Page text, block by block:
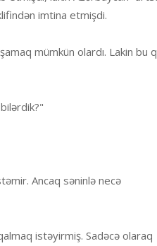
imtina etmişdi.
mümkün olardı. Lakin bu
Ancaq səninlə necə
istəyirmiş. Sadəcə olaraq